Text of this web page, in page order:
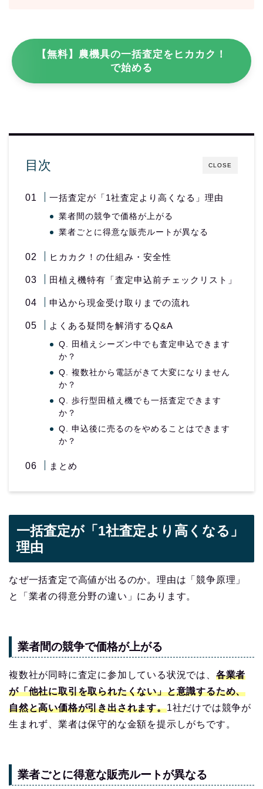
【無料】農機具の一括査定をヒカカク！
で始める
CLOSE
目次
一括査定が「1社査定より高くなる」理由
業者間の競争で価格が上がる
業者ごとに得意な販売ルートが異なる
ヒカカク！の仕組み・安全性
田植え機特有「査定申込前チェックリスト」
申込から現金受け取りまでの流れ
よくある疑問を解消するQ&A
Q. 田植えシーズン中でも査定申込できます
か？
Q. 複数社から電話がきて大変になりません
か？
Q. 歩行型田植え機でも一括査定できます
か？
Q. 申込後に売るのをやめることはできます
か？
まとめ
一括査定が「1社査定より高くなる」
理由
なぜ一括査定で高値が出るのか。理由は「競争原理」
と「業者の得意分野の違い」にあります。
業者間の競争で価格が上がる
複数社が同時に査定に参加している状況では、 各業者
が「他社に取引を取られたくない」と意識するため、
自然と高い価格が引き出されます。1社だけでは競争が
生まれず、業者は保守的な金額を提示しがちです。
業者ごとに得意な販売ルートが異なる